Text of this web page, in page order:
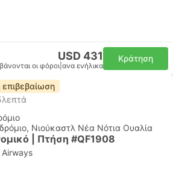
USD 431
οι φόροι ανα ενήλικα
Κράτηση
Νιούκαστλ Νέα Νότια Ουαλία
| Πτήση #QF1908